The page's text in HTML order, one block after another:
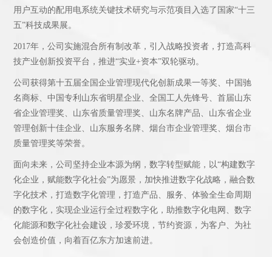
用户互动的配用电系统关键技术研究与示范项目入选了国家“十三
五”科技成果展。
2017年，公司实施混合所有制改革，引入战略投资者，打造高科
技产业创新投资平台，推进“实业+资本”双轮驱动。
公司获得第十五届全国企业管理现代化创新成果一等奖、中国驰
名商标、中国专利山东省明星企业、全国工人先锋号、首届山东
省企业管理奖、山东省质量管理奖、山东名牌产品、山东省企业
管理创新十佳企业、山东服务名牌、烟台市企业管理奖、烟台市
质量管理奖等荣誉。
面向未来，公司坚持企业本源为纲，数字转型赋能，以“构建数字
化企业，赋能数字化社会”为愿景，加快推进数字化战略，融合数
字化技术，打造数字化管理，打造产品、服务、体验全生命周期
的数字化，实现企业运行全过程数字化，助推数字化电网、数字
化能源和数字化社会建设，珍爱环境，节约资源，为客户、为社
会创造价值，向着百亿东方加速前进。